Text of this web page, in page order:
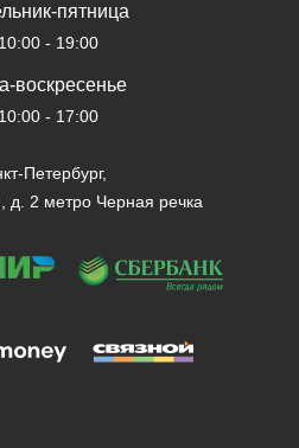
пятница
10:00 - 19:00
воскресенье
10:00 - 17:00
Петербург,
д. 2 метро Черная речка